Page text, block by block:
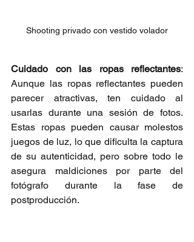
Shooting privado con vestido volador
Cuidado con las ropas reflectantes:
Aunque las ropas reflectantes pueden
parecer atractivas, ten cuidado al
usarlas durante una sesión de fotos.
Estas ropas pueden causar molestos
juegos de luz, lo que dificulta la captura
de su autenticidad, pero sobre todo le
asegura maldiciones por parte del
fotógrafo durante la fase de
postproducción.